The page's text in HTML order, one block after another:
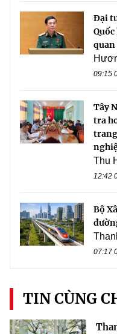
Đại
quan
09:15
Tây
tra
Thu
12:42
Bộ
07:17
TIN CÙNG